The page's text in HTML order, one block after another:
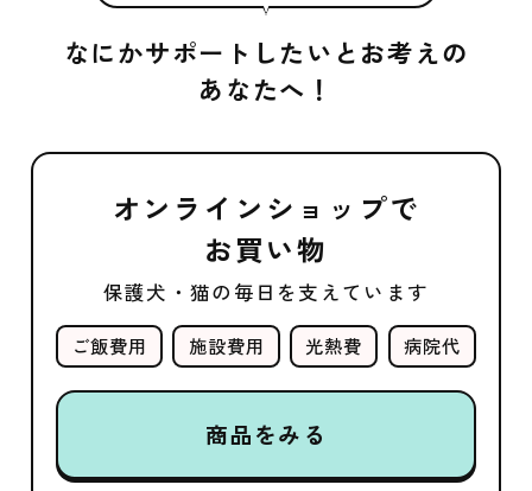
なにかサポートしたいとお考えの
あなたへ！
オンラインショップで
お買い物
保護犬・猫の毎日を支えています
ご飯費用 施設費用 光熱費 病院代
商品をみる